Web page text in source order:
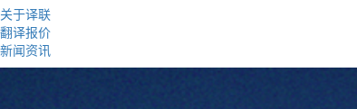
关于译联
翻译报价
新闻资讯